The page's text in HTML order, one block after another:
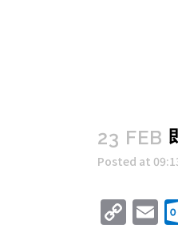
23 FEB
Posted at